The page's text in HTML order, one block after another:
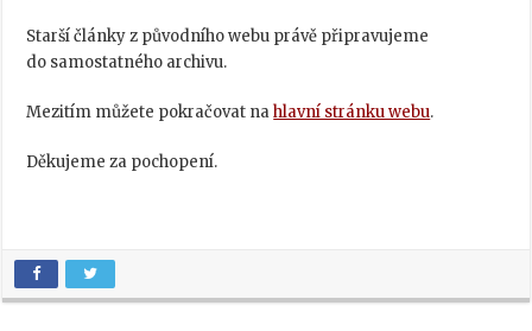
Starší články z původního webu právě připravujeme
do samostatného archivu.
Mezitím můžete pokračovat nahlavní stránku webu.
Děkujeme za pochopení.